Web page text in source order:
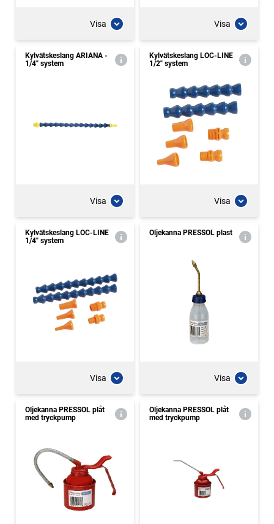
Visa Visa
Kylvätskeslang ARIANA -
1/4" system
Visa
Kylvätskeslang LOC-LINE
1/2" system
Visa
Kylvätskeslang LOC-LINE
1/4" system
Visa
Oljekanna PRESSOL plast
Visa
Oljekanna PRESSOL plåt
med tryckpump
Oljekanna PRESSOL plåt
med tryckpump